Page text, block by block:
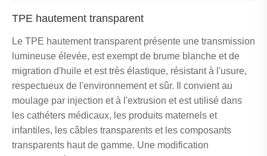
TPE hautement transparent
Le TPE hautement transparent présente une transmission
lumineuse élevée, est exempt de brume blanche et de
migration d'huile et est très élastique, résistant à l'usure,
respectueux de l'environnement et sûr. Il convient au
moulage par injection et à l'extrusion et est utilisé dans
les cathéters médicaux, les produits maternels et
infantiles, les câbles transparents et les composants
transparents haut de gamme. Une modification